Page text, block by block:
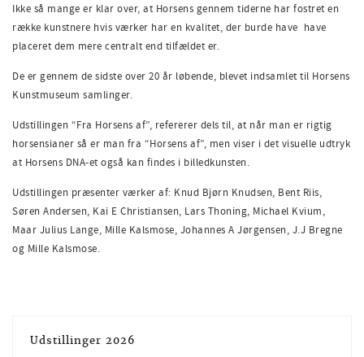
Ikke så mange er klar over, at Horsens gennem tiderne har fostret en
række kunstnere hvis værker har en kvalitet, der burde have have
placeret dem mere centralt end tilfældet er.
De er gennem de sidste over 20 år løbende, blevet indsamlet til Horsens
Kunstmuseum samlinger.
Udstillingen “Fra Horsens af”, refererer dels til, at når man er rigtig
horsensianer så er man fra “Horsens af”, men viser i det visuelle udtryk
at Horsens DNA-et også kan findes i billedkunsten.
Udstillingen præsenter værker af: Knud Bjørn Knudsen, Bent Riis,
Søren Andersen, Kai E Christiansen, Lars Thoning, Michael Kvium,
Maar Julius Lange, Mille Kalsmose, Johannes A Jørgensen, J.J Bregne
og Mille Kalsmose.
Udstillinger 2026